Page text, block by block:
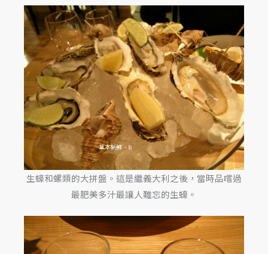
生蠔和螺類的大拼盤。這是繼義大利之後，當時品嚐過
最肥美多汁最讓人難忘的生蠔。